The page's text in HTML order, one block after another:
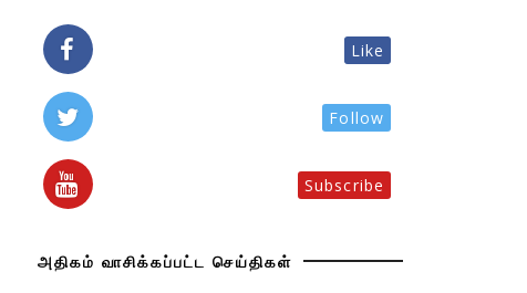
Like
Follow
Subscribe
அதிகம் வாசிக்கப்பட்ட செய்திகள்